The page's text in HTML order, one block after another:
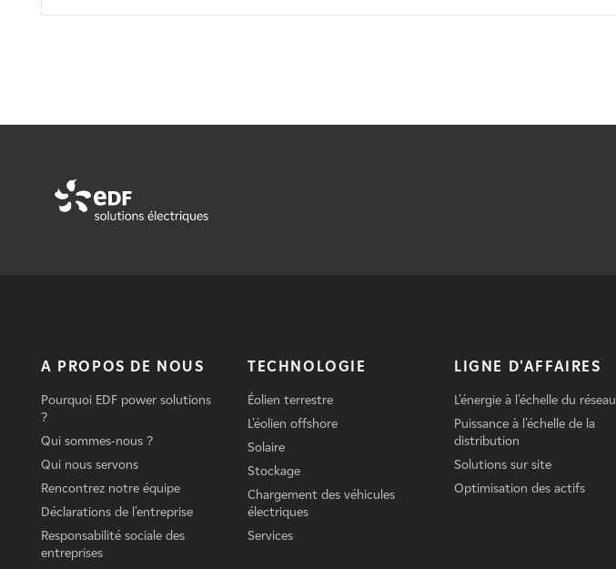
A PROPOS DE NOUS
Pourquoi EDF power solutions
?
Qui sommes-nous ?
Qui nous servons
Rencontrez notre équipe
Déclarations de l'entreprise
Responsabilité sociale des
entreprises
TECHNOLOGIE
Éolien terrestre
L'éolien offshore
Solaire
Stockage
Chargement des véhicules
électriques
Services
LIGNE D'AFFAIRES
L'énergie à l'échelle du réseau
Puissance à l'échelle de la
distribution
Solutions sur site
Optimisation des actifs